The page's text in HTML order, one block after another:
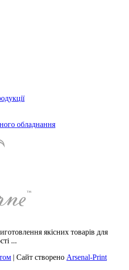
обладнання
якісних товарів для
...
| Сайт створено Arsenal-Print